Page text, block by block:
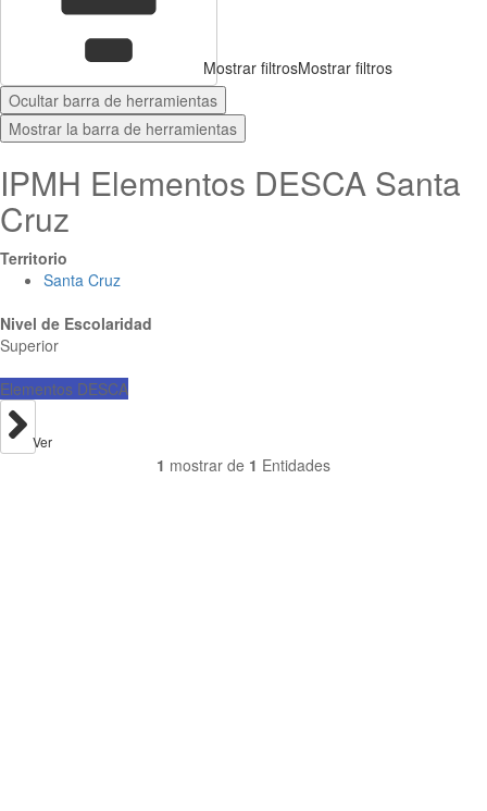
Mostrar filtrosMostrar filtros
Ocultar barra de herramientas
Mostrar la barra de herramientas
IPMH Elementos DESCA Santa
Cruz
Territorio
Santa Cruz
Nivel de Escolaridad
Superior
Elementos DESCA
Ver
1 mostrar de 1 Entidades